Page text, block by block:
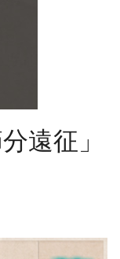
遠征」